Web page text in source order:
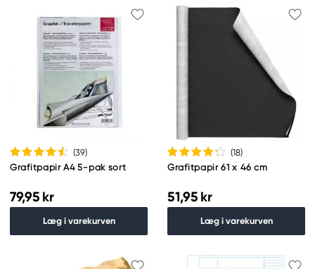
(39)
Grafitpapir A4 5-pak sort
79,95 kr
Læg i varekurven
(18)
Grafitpapir 61 x 46 cm
51,95 kr
Læg i varekurven